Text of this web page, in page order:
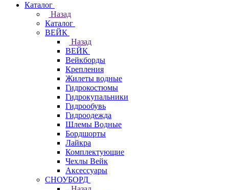
Каталог
Назад
Каталог
ВЕЙК
Назад
ВЕЙК
Вейкборды
Крепления
Жилеты водные
Гидрокостюмы
Гидрокупальники
Гидрообувь
Гидроодежда
Шлемы Водные
Бордшорты
Лайкра
Комплектующие
Чехлы Вейк
Аксессуары
СНОУБОРД